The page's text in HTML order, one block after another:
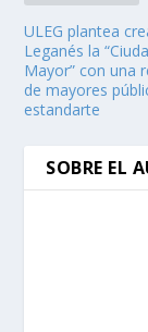
ULEG plantea
Leganés la
Mayor” con una
de mayores
estandarte
SOBRE EL